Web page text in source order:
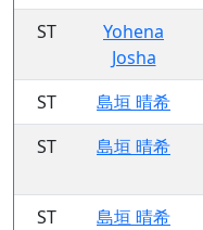
ST
Yohena
Josha
ST 島垣 晴希
ST
島垣 晴希
ST
島垣 晴希